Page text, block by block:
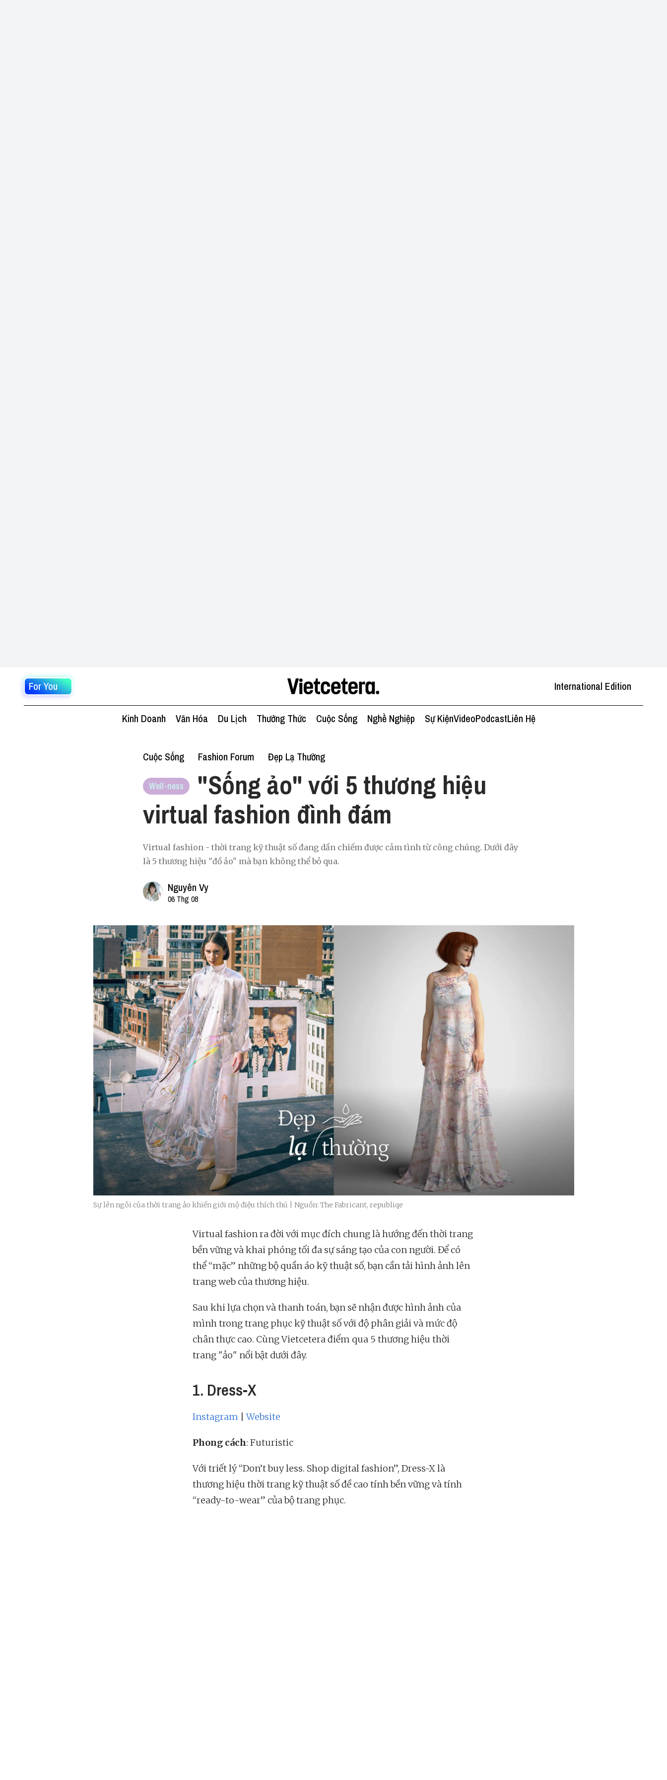
For You International Edition
Kinh Doanh Văn Hóa Du Lịch Thưởng Thức Cuộc Sống Nghề Nghiệp Sự KiệnVideoPodcastLiên Hệ
Cuộc Sống Fashion Forum Đẹp Lạ Thường
Well-ness
"Sống ảo" với 5 thương hiệu
virtual fashion đình đám
Virtual fashion - thời trang kỹ thuật số đang dần chiếm được cảm tình từ công chúng. Dưới đây
là 5 thương hiệu "đồ ảo" mà bạn không thể bỏ qua.
Nguyên Vy
06 Thg 08
Sự lên ngôi của thời trang ảo khiến giới mộ điệu thích thú | Nguồn: The Fabricant, republiqe
Virtual fashion ra đời với mục đích chung là hướng đến thời trang
bền vững và khai phóng tối đa sự sáng tạo của con người. Để có
thể “mặc” những bộ quần áo kỹ thuật số, bạn cần tải hình ảnh lên
trang web của thương hiệu.
Sau khi lựa chọn và thanh toán, bạn sẽ nhận được hình ảnh của
mình trong trang phục kỹ thuật số với độ phân giải và mức độ
chân thực cao. Cùng Vietcetera điểm qua 5 thương hiệu thời
trang "ảo" nổi bật dưới đây.
1. Dress-X
Instagram |Website
Phong cách: Futuristic
Với triết lý “Don’t buy less. Shop digital fashion”, Dress-X là
thương hiệu thời trang kỹ thuật số đề cao tính bền vững và tính
“ready-to-wear” của bộ trang phục.